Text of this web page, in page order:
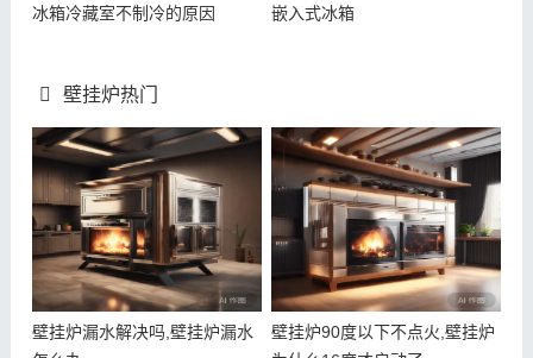
冰箱冷藏室不制冷的原因 嵌入式冰箱
壁挂炉热门
壁挂炉漏水解决吗,壁挂炉漏水
壁挂炉90度以下不点火,壁挂炉